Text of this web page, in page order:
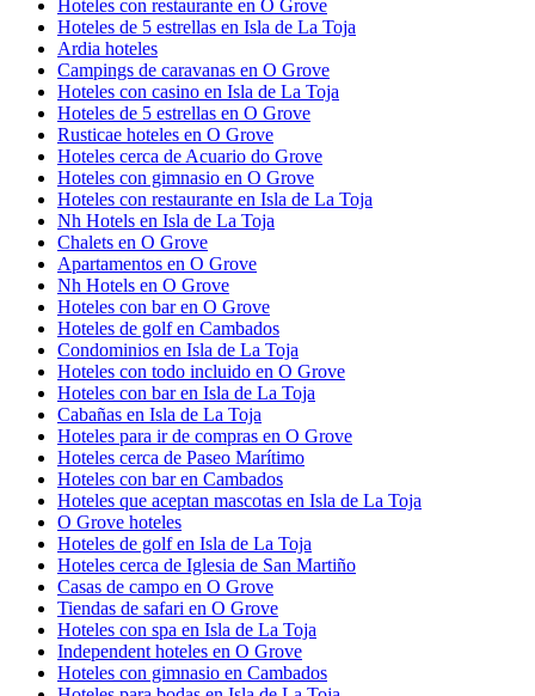
Hoteles con restaurante en O Grove
Hoteles de 5 estrellas en Isla de La Toja
Ardia hoteles
Campings de caravanas en O Grove
Hoteles con casino en Isla de La Toja
Hoteles de 5 estrellas en O Grove
Rusticae hoteles en O Grove
Hoteles cerca de Acuario do Grove
Hoteles con gimnasio en O Grove
Hoteles con restaurante en Isla de La Toja
Nh Hotels en Isla de La Toja
Chalets en O Grove
Apartamentos en O Grove
Nh Hotels en O Grove
Hoteles con bar en O Grove
Hoteles de golf en Cambados
Condominios en Isla de La Toja
Hoteles con todo incluido en O Grove
Hoteles con bar en Isla de La Toja
Cabañas en Isla de La Toja
Hoteles para ir de compras en O Grove
Hoteles cerca de Paseo Marítimo
Hoteles con bar en Cambados
Hoteles que aceptan mascotas en Isla de La Toja
O Grove hoteles
Hoteles de golf en Isla de La Toja
Hoteles cerca de Iglesia de San Martiño
Casas de campo en O Grove
Tiendas de safari en O Grove
Hoteles con spa en Isla de La Toja
Independent hoteles en O Grove
Hoteles con gimnasio en Cambados